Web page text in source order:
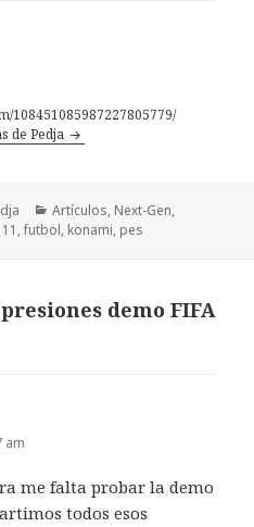
108451085987227805779/
de Pedja
Categorías
Artículos, Next-Gen,
,futbol, konami, pes
demo FIFA
am
me falta probar la demo
todos esos